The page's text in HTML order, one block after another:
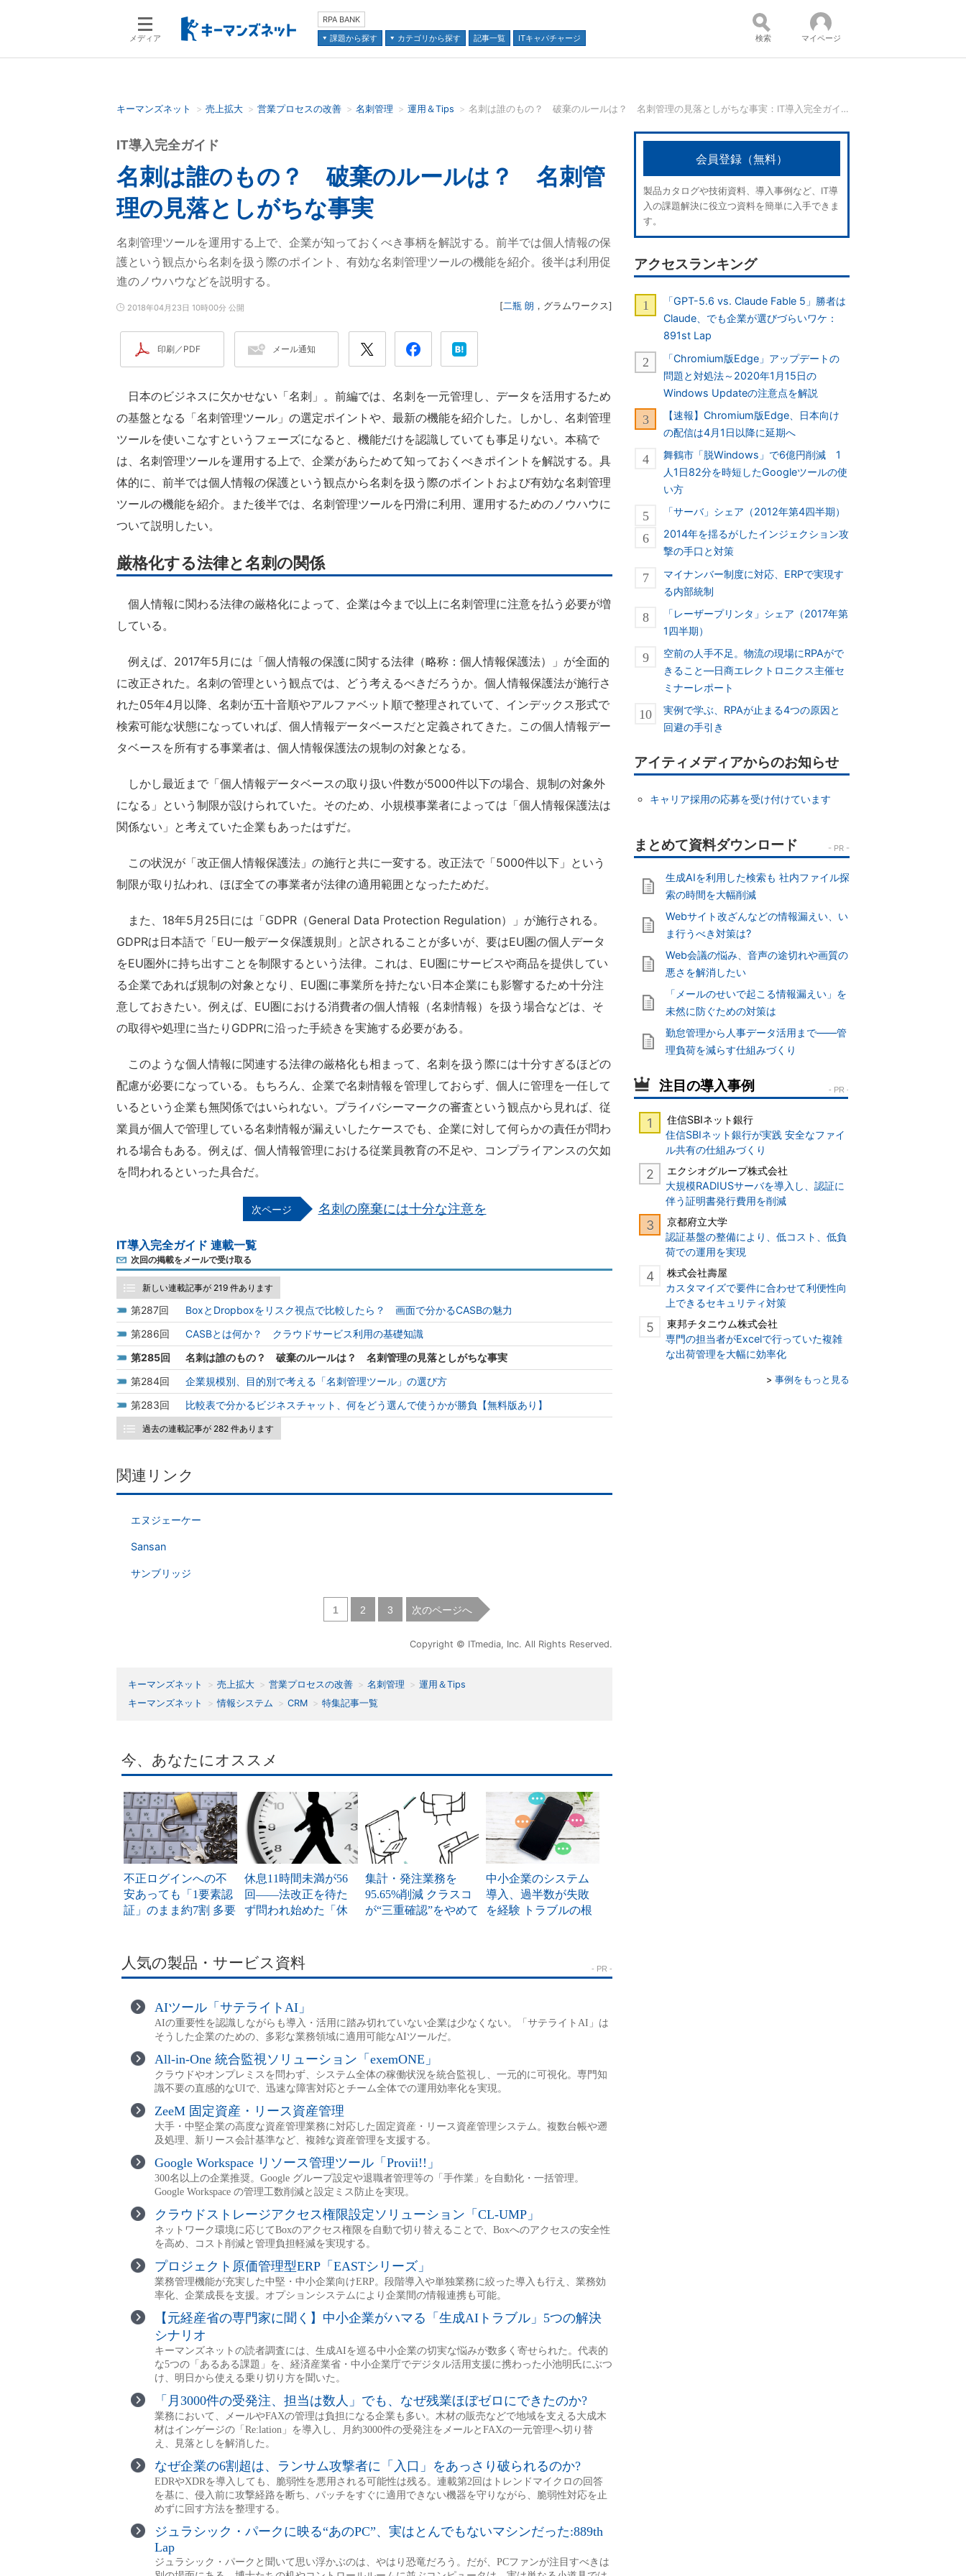
メディア
RPA BANK
課題から探す
カテゴリから探す 記事一覧 ITキャパチャージ
検索語を入力してください コンテンツ：
並び順：
検索 マイページ
キーマンズネット 売上拡大 営業プロセスの改善 名刺管理 運用＆Tips 名刺は誰のもの？ 破棄のルールは？ 名刺管理の見落としがちな事実：IT導入完全ガイド
名刺は誰のもの？ 破棄のルールは？ 名刺管
理の見落としがちな事実
IT導入完全ガイド
名刺管理ツールを運用する上で、企業が知っておくべき事柄を解説する。前半では個人情報の保
護という観点から名刺を扱う際のポイント、有効な名刺管理ツールの機能を紹介。後半は利用促
進のノウハウなどを説明する。
2018年04月23日 10時00分 公開 [二瓶 朗 ， グラムワークス]
印刷／PDF メール通知
日本のビジネスに欠かせない「名刺」。前編では、名刺を一元管理し、データを活用するため
の基盤となる「名刺管理ツール」の選定ポイントや、最新の機能を紹介した。しかし、名刺管理
ツールを使いこなすというフェーズになると、機能だけを認識していても事足りない。本稿で
は、名刺管理ツールを運用する上で、企業があらためて知っておくべきポイントを解説する。具
体的に、前半では個人情報の保護という観点から名刺を扱う際のポイントおよび有効な名刺管理
ツールの機能を紹介。また後半では、名刺管理ツールを円滑に利用、運用するためのノウハウに
ついて説明したい。
厳格化する法律と名刺の関係
個人情報に関わる法律の厳格化によって、企業は今まで以上に名刺管理に注意を払う必要が増
している。
例えば、2017年5月には「個人情報の保護に関する法律（略称：個人情報保護法）」が全面的
に改正された。名刺の管理という観点では、どう考えるべきだろうか。個人情報保護法が施行さ
れた05年4月以降、名刺が五十音順やアルファベット順で整理されていて、インデックス形式で
検索可能な状態になっていれば、個人情報データベースだと定義されてきた。この個人情報デー
タベースを所有する事業者は、個人情報保護法の規制の対象となる。
しかし最近まで「個人情報データベースの取り扱い件数が5000件以下の場合、規制の対象外
になる」という制限が設けられていた。そのため、小規模事業者によっては「個人情報保護法は
関係ない」と考えていた企業もあったはずだ。
この状況が「改正個人情報保護法」の施行と共に一変する。改正法で「5000件以下」という
制限が取り払われ、ほぼ全ての事業者が法律の適用範囲となったためだ。
また、18年5月25日には「GDPR（General Data Protection Regulation）」が施行される。
GDPRは日本語で「EU一般データ保護規則」と訳されることが多いが、要はEU圏の個人データ
をEU圏外に持ち出すことを制限するという法律。これは、EU圏にサービスや商品を提供してい
る企業であれば規制の対象となり、EU圏に事業所を持たない日本企業にも影響するため十分注
意しておきたい。例えば、EU圏における消費者の個人情報（名刺情報）を扱う場合などは、そ
の取得や処理に当たりGDPRに沿った手続きを実施する必要がある。
このような個人情報に関連する法律の厳格化も相まって、名刺を扱う際には十分すぎるほどの
配慮が必要になっている。もちろん、企業で名刺情報を管理しておらず、個人に管理を一任して
いるという企業も無関係ではいられない。プライバシーマークの審査という観点から見れば、従
業員が個人で管理している名刺情報が漏えいしたケースでも、企業に対して何らかの責任が問わ
れる場合もある。例えば、個人情報管理における従業員教育の不足や、コンプライアンスの欠如
を問われるといった具合だ。
名刺の廃棄には十分な注意を
IT導入完全ガイド 連載一覧
次回の掲載をメールで受け取る
新しい連載記事が 219 件あります
287
BoxとDropboxをリスク視点で比較したら？ 画面で分かるCASBの魅力
286
CASBとは何か？ クラウドサービス利用の基礎知識
285
名刺は誰のもの？ 破棄のルールは？ 名刺管理の見落としがちな事実
284
企業規模別、目的別で考える「名刺管理ツール」の選び方
283
比較表で分かるビジネスチャット、何をどう選んで使うかが勝負【無料版あり】
過去の連載記事が 282 件あります
関連リンク
エヌジェーケー
Sansan
サンブリッジ
1 2 3 次のページへ
Copyright © ITmedia, Inc. All Rights Reserved.
キーマンズネット 売上拡大 営業プロセスの改善 名刺管理
運用＆Tips
キーマンズネット
情報システム CRM 特集記事一覧
会員登録（無料）
製品カタログや技術資料、導入事例など、IT導
入の課題解決に役立つ資料を簡単に入手できま
す。
アクセスランキング
「GPT-5.6 vs. Claude Fable 5」勝者は
Claude、でも企業が選びづらいワケ：
891st Lap
「Chromium版Edge」アップデートの
問題と対処法～2020年1月15日の
Windows Updateの注意点を解説
【速報】Chromium版Edge、日本向け
の配信は4月1日以降に延期へ
舞鶴市「脱Windows」で6億円削減 1
人1日82分を時短したGoogleツールの使
い方
「サーバ」シェア（2012年第4四半期）
2014年を揺るがしたインジェクション攻
撃の手口と対策
マイナンバー制度に対応、ERPで実現す
る内部統制
「レーザープリンタ」シェア（2017年第
1四半期）
空前の人手不足。物流の現場にRPAがで
きること―日商エレクトロニクス主催セ
ミナーレポート
実例で学ぶ、RPAが止まる4つの原因と
回避の手引き
アイティメディアからのお知らせ
キャリア採用の応募を受け付けています
生成AIを利用した検索も 社内ファイル探
索の時間を大幅削減
Webサイト改ざんなどの情報漏えい、い
ま行うべき対策は?
Web会議の悩み、音声の途切れや画質の
悪さを解消したい
「メールのせいで起こる情報漏えい」を
未然に防ぐための対策は
勤怠管理から人事データ活用まで――管
理負荷を減らす仕組みづくり